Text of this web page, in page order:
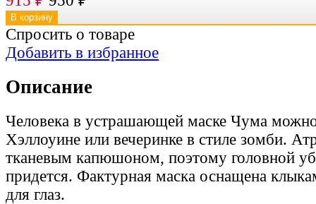
Спросить о товаре
Добавить в избранное
Описание
Человека в устрашающей маске Чума можно
Хэллоуине или вечеринке в стиле зомби.
тканевым капюшоном, поэтому головной
придется. Фактурная маска оснащена
для глаз.